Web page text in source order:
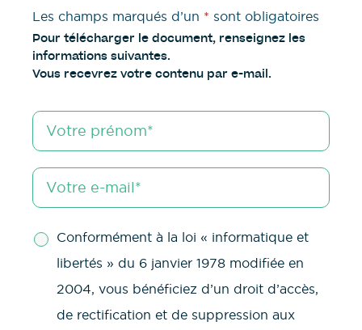
Les champs marqués d’un * sont obligatoires
Pour télécharger le document, renseignez les
informations suivantes.
Vous recevrez votre contenu par e-mail.
Conformément à la loi « informatique et
libertés » du 6 janvier 1978 modifiée en
2004, vous bénéficiez d’un droit d’accès,
de rectification et de suppression aux